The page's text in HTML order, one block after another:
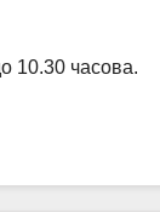
10.30 часова.